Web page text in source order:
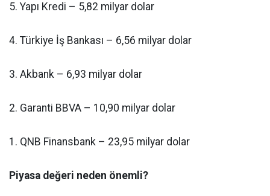
5. Yapı Kredi – 5,82 milyar dolar
4. Türkiye İş Bankası – 6,56 milyar dolar
3. Akbank – 6,93 milyar dolar
2. Garanti BBVA – 10,90 milyar dolar
1. QNB Finansbank – 23,95 milyar dolar
Piyasa değeri neden önemli?